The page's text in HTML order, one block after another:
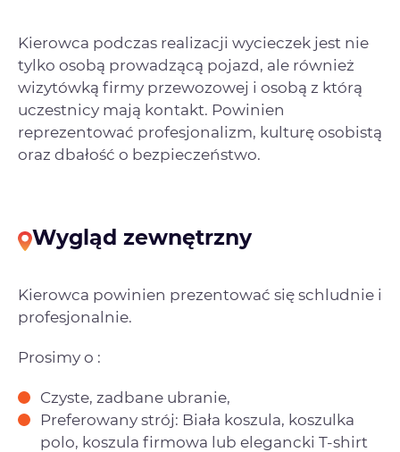
Kierowca podczas realizacji wycieczek jest nie
tylko osobą prowadzącą pojazd, ale również
wizytówką firmy przewozowej i osobą z którą
uczestnicy mają kontakt. Powinien
reprezentować profesjonalizm, kulturę osobistą
oraz dbałość o bezpieczeństwo.
Wygląd zewnętrzny
Kierowca powinien prezentować się schludnie i
profesjonalnie.
Prosimy o :
Czyste, zadbane ubranie,
Preferowany strój: Biała koszula, koszulka
polo, koszula firmowa lub elegancki T-shirt